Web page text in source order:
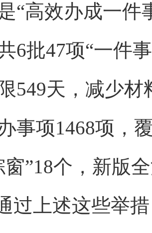
效办成一件
6批47项“一件
549天，减少材
事项1468项，
窗”18个，新版
过上述这些举